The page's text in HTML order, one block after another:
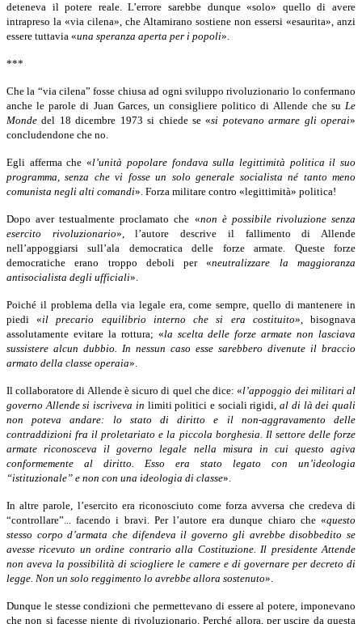
deteneva il potere reale. L’errore sarebbe dunque «solo» quello di avere
intrapreso la «via cilena», che Altamirano sostiene non essersi «esaurita», anzi
essere tuttavia «una speranza aperta per i popoli».
***
Che la “via cilena” fosse chiusa ad ogni sviluppo rivoluzionario lo confermano
anche le parole di Juan Garces, un consigliere politico di Allende che su Le
Monde del 18 dicembre 1973 si chiede se «si potevano armare gli operai»
concludendone che no.
Egli afferma che «l’unità popolare fondava sulla legittimità politica il suo
programma, senza che vi fosse un solo generale socialista né tanto meno
comunista negli alti comandi». Forza militare contro «legittimità» politica!
Dopo aver testualmente proclamato che «non è possibile rivoluzione senza
esercito rivoluzionario», l’autore descrive il fallimento di Allende
nell’appoggiarsi sull’ala democratica delle forze armate. Queste forze
democratiche erano troppo deboli per «neutralizzare la maggioranza
antisocialista degli ufficiali».
Poiché il problema della via legale era, come sempre, quello di mantenere in
piedi «il precario equilibrio interno che si era costituito», bisognava
assolutamente evitare la rottura; «la scelta delle forze armate non lasciava
sussistere alcun dubbio. In nessun caso esse sarebbero divenute il braccio
armato della classe operaia».
Il collaboratore di Allende è sicuro di quel che dice: «l’appoggio dei militari al
governo Allende si iscriveva in limiti politici e sociali rigidi,al di là dei quali
non poteva andare: lo stato di diritto e il non-aggravamento delle
contraddizioni fra il proletariato e la piccola borghesia. Il settore delle forze
armate riconosceva il governo legale nella misura in cui questo agiva
conformemente al diritto. Esso era stato legato con un’ideologia
“istituzionale” e non con una ideologia di classe».
In altre parole, l’esercito era riconosciuto come forza avversa che credeva di
“controllare”... facendo i bravi. Per l’autore era dunque chiaro che «questo
stesso corpo d’armata che difendeva il governo gli avrebbe disobbedito se
avesse ricevuto un ordine contrario alla Costituzione. Il presidente Attende
non aveva la possibilità di sciogliere le camere e di governare per decreto di
legge. Non un solo reggimento lo avrebbe allora sostenuto».
Dunque le stesse condizioni che permettevano di essere al potere, imponevano
che non si facesse niente di rivoluzionario. Perché allora, per uscire da questa